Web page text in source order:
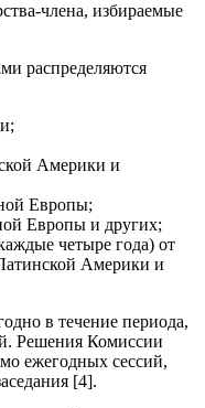
члена, избираемые
распределяются
Америки и
Европы;
Европы и других;
четыре года) от
Америки и
в течение периода,
Решения Комиссии
ежегодных сессий,
[4].